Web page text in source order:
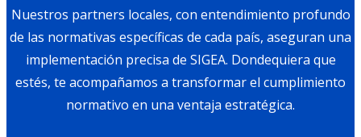
Nuestros partners locales, con entendimiento profundo
de las normativas específicas de cada país, aseguran una
implementación precisa de SIGEA. Dondequiera que
estés, te acompañamos a transformar el cumplimiento
normativo en una ventaja estratégica.